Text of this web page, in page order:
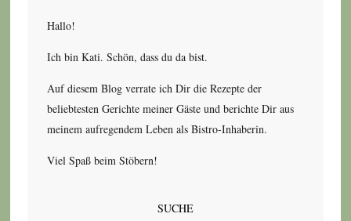
Hallo!
Ich bin Kati. Schön, dass du da bist.
Auf diesem Blog verrate ich Dir die Rezepte der
beliebtesten Gerichte meiner Gäste und berichte Dir aus
meinem aufregendem Leben als Bistro-Inhaberin.
Viel Spaß beim Stöbern!
SUCHE